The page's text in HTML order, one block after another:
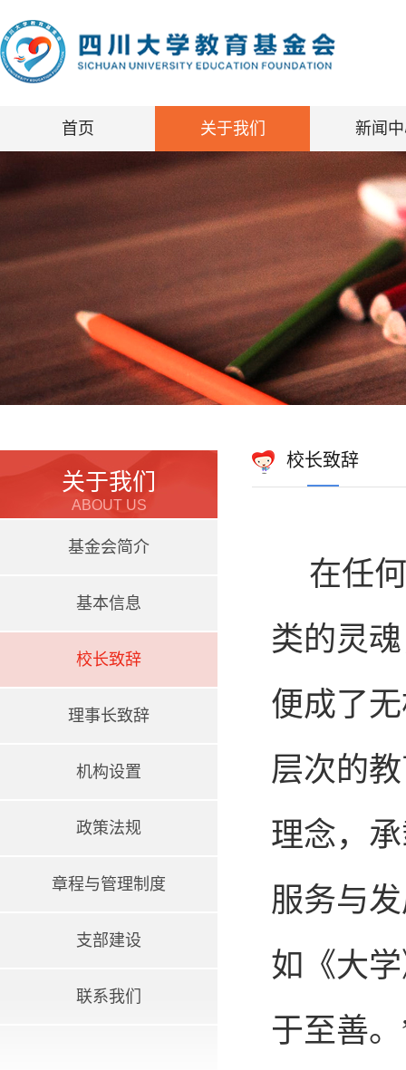
首页 关于我们 新闻
关于我们
ABOUT US
基金会简介
基本信息
校长致辞
理事长致辞
机构设置
政策法规
章程与管理制度
支部建设
联系我们
校长致辞
在任
类的灵
便成了
层次的
理念，
服务与
如《大
于至善